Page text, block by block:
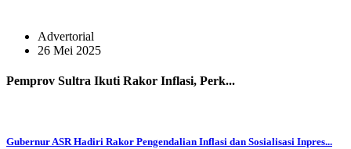
Advertorial
26 Mei 2025
Pemprov Sultra Ikuti Rakor Inflasi, Perk...
Gubernur ASR Hadiri Rakor Pengendalian Inflasi dan Sosialisasi Inpres...